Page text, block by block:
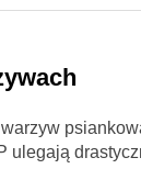
ulegają